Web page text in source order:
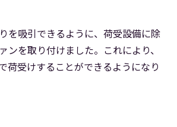
を吸引できるように、荷受設備に除
ンを取り付けました。これにより、
荷受けすることができるようになり